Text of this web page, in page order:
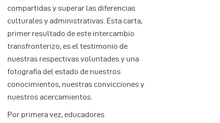
compartidas y superar las diferencias
culturales y administrativas. Esta carta,
primer resultado de este intercambio
transfronterizo, es el testimonio de
nuestras respectivas voluntades y una
fotografía del estado de nuestros
conocimientos, nuestras convicciones y
nuestros acercamientos.
Por primera vez, educadores